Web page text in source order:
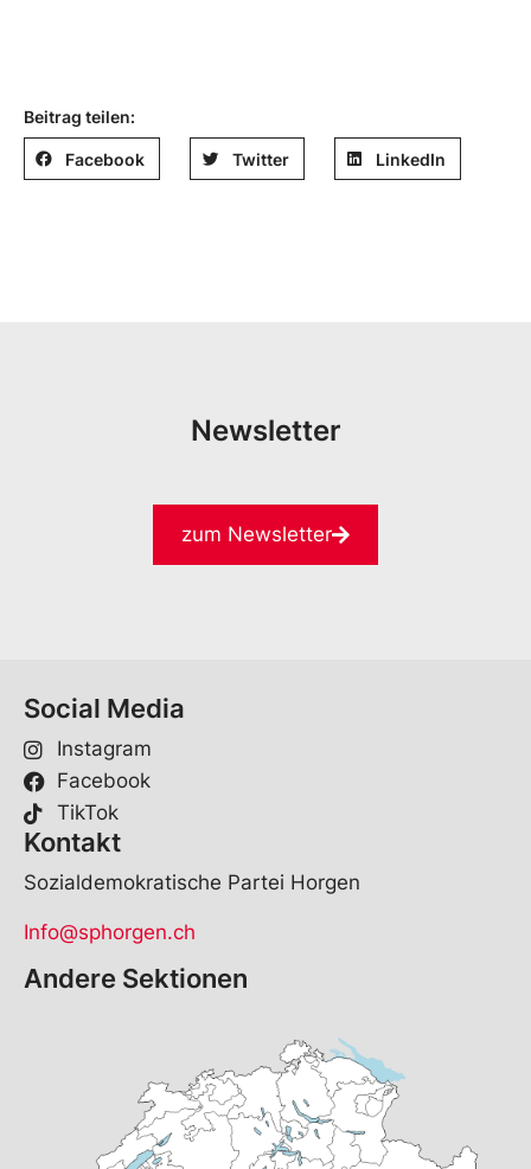
Beitrag teilen:
Facebook Twitter LinkedIn
Newsletter
zum Newsletter
Social Media
Instagram
Facebook
TikTok
Kontakt
Sozialdemokratische Partei Horgen
Info@sphorgen.ch
Andere Sektionen